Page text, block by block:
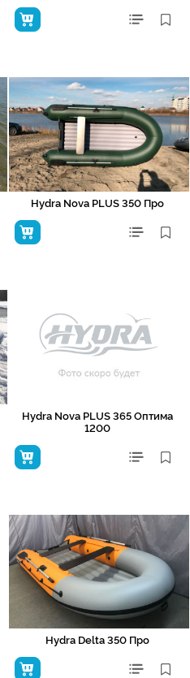
Hydra Nova PLUS 350 Про
Hydra Nova PLUS 365 Оптима
1200
Hydra Delta 350 Про